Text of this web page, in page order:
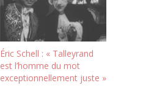
Éric Schell : « Talleyrand
est l’homme du mot
exceptionnellement juste »